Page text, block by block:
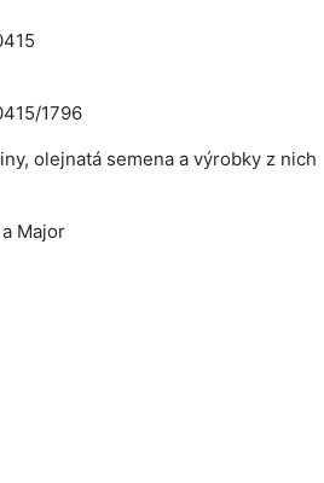
1796
olejnatá semena a výrobky z nich
Major